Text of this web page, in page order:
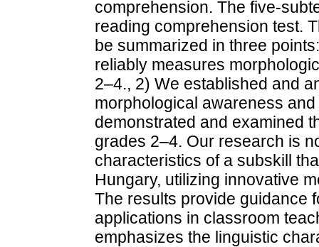
comprehension. The five-
reading comprehension test.
be summarized in three
reliably measures
2–4., 2) We established and
morphological awareness
demonstrated and examined
grades 2–4. Our research is
characteristics of a subskill
Hungary, utilizing innovative
The results provide guidance
applications in classroom
emphasizes the linguistic